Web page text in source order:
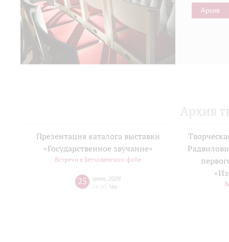
Архив
Архив
Презентация каталога выставки
«Государственное звучание»
Встречи в Бетховенском фойе
25 июня 2026
14:00 Чт